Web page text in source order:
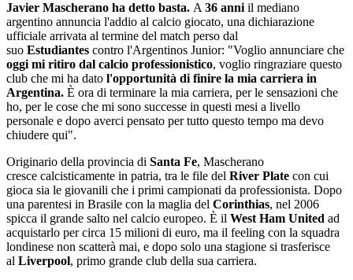
Javier Mascherano ha detto basta. A 36 anni il mediano
argentino annuncia l'addio al calcio giocato, una dichiarazione
ufficiale arrivata al termine del match perso dal
suo Estudiantes contro l'Argentinos Junior: "Voglio annunciare che
oggi mi ritiro dal calcio professionistico, voglio ringraziare questo
club che mi ha dato l'opportunità di finire la mia carriera in
Argentina. È ora di terminare la mia carriera, per le sensazioni che
ho, per le cose che mi sono successe in questi mesi a livello
personale e dopo averci pensato per tutto questo tempo ma devo
chiudere qui".
Originario della provincia di Santa Fe, Mascherano
cresce calcisticamente in patria, tra le file del River Plate con cui
gioca sia le giovanili che i primi campionati da professionista. Dopo
una parentesi in Brasile con la maglia del Corinthias, nel 2006
spicca il grande salto nel calcio europeo. È il West Ham United ad
acquistarlo per circa 15 milioni di euro, ma il feeling con la squadra
londinese non scatterà mai, e dopo solo una stagione si trasferisce
al Liverpool, primo grande club della sua carriera.